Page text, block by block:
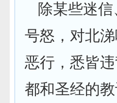
除某些迷信
号怒，对北
恶行，悉皆
都和圣经的教